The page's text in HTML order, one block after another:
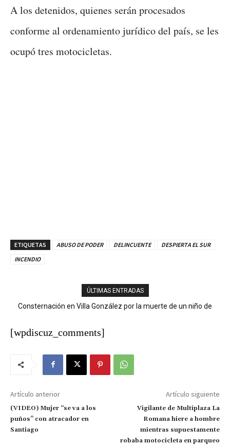
A los detenidos, quienes serán procesados
conforme al ordenamiento jurídico del país, se les
ocupó tres motocicletas.
ETIQUETAS ABUSO DE PODER DELINCUENTE
DESPIERTA EL SUR
INCENDIO
ÚLTIMAS ENTRADAS
Consternación en Villa González por la muerte de un niño de
Ministerio Público y DNCD desarticulan red de narcotráfico en
[wpdiscuz_comments]
Artículo anterior
(VIDEO) Mujer “se va a los
puños” con atracador en
Santiago
Artículo siguiente
Vigilante de Multiplaza La
Romana hiere a hombre
mientras supuestamente
robaba motocicleta en parqueo